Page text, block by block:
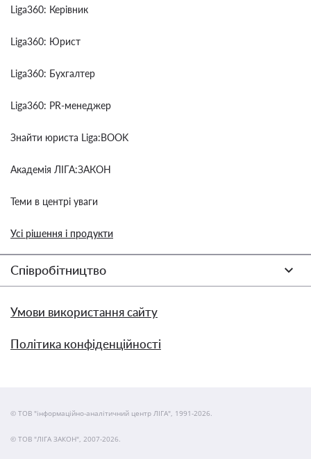
Liga360: Керівник
Liga360: Юрист
Liga360: Бухгалтер
Liga360: PR-менеджер
Знайти юриста Liga:BOOK
Академія ЛІГА:ЗАКОН
Теми в центрі уваги
Усі рішення і продукти
Співробітництво
Умови використання сайту
Політика конфіденційності
© ТОВ "інформаційно-аналітичний центр ЛІГА", 1991-2026.
© ТОВ "ЛІГА ЗАКОН", 2007-2026.